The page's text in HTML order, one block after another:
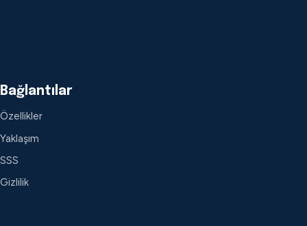
Bağlantılar
Özellikler
Yaklaşım
SSS
Gizlilik